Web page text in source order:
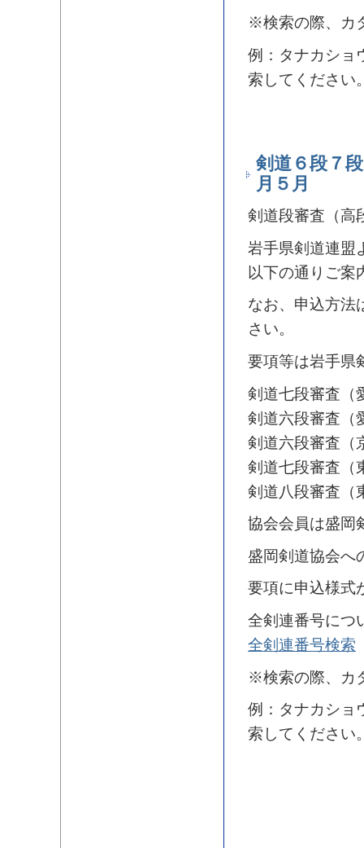
※検索の際、カ
例：タナカショ
索してください
剣道６段７
月５月
剣道段審査（高
岩手県剣道連盟
以下の通りご案
なお、申込方法
さい。
要項等は岩手県
剣道七段審査（
剣道六段審査（
剣道六段審査（
剣道七段審査（
剣道八段審査（
協会会員は盛岡
盛岡剣道協会へ
要項に申込様式
全剣連番号につ
全剣連番号検索
※検索の際、カ
例：タナカショ
索してください